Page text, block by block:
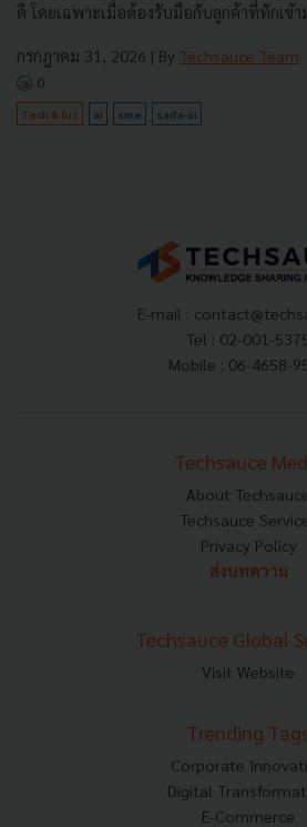
ดี โดยเฉพาะเมื่อต้องรับมือกับลูกค้าที่ทักเข้า
กรกฎาคม 31, 2026 | By Techsauce Team
0
Tech & Biz ai sme saifa-ai
E-mail :
Tel : 02-001-
Mobile : 06-4658-
Techsauce
About
Techsauce
Privacy Policy
ส่งบทความ
Techsauce Global
Visit Website
Trending
Corporate
Digital
E-Commerce